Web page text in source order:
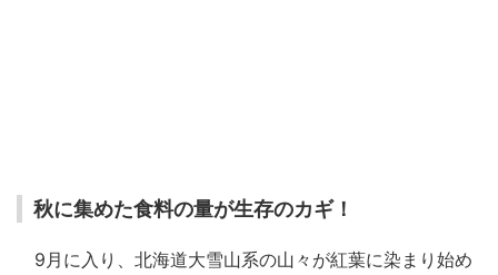
秋に集めた食料の量が生存のカギ！
9月に入り、北海道大雪山系の山々が紅葉に染まり始め